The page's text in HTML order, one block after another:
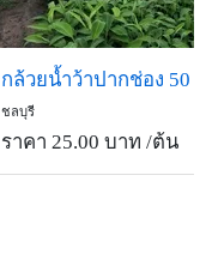
กล้วยน้ำว้าปากช่อง 50
ชลบุรี
ราคา 25.00 บาท /ต้น